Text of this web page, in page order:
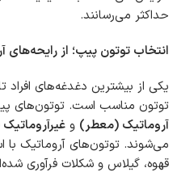
حداکثر می‌رسانند.
انتخاب توتون پیپ؛ از
یکی از بیشترین دغدغه‌های افراد
توتون مناسب است. توتون‌های
آروماتیک (معطر) و
می‌شوند. توتون‌های آروماتیک با
قهوه، گیلاس و شکلات فرآوری